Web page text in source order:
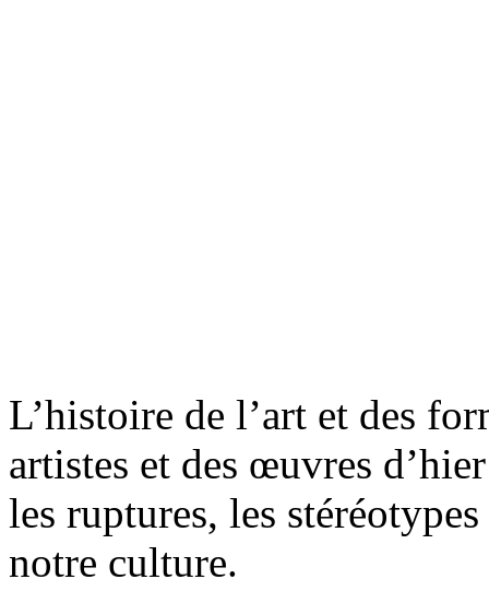
L’histoire de l’art et des
artistes et des œuvres
les ruptures, les
notre culture.